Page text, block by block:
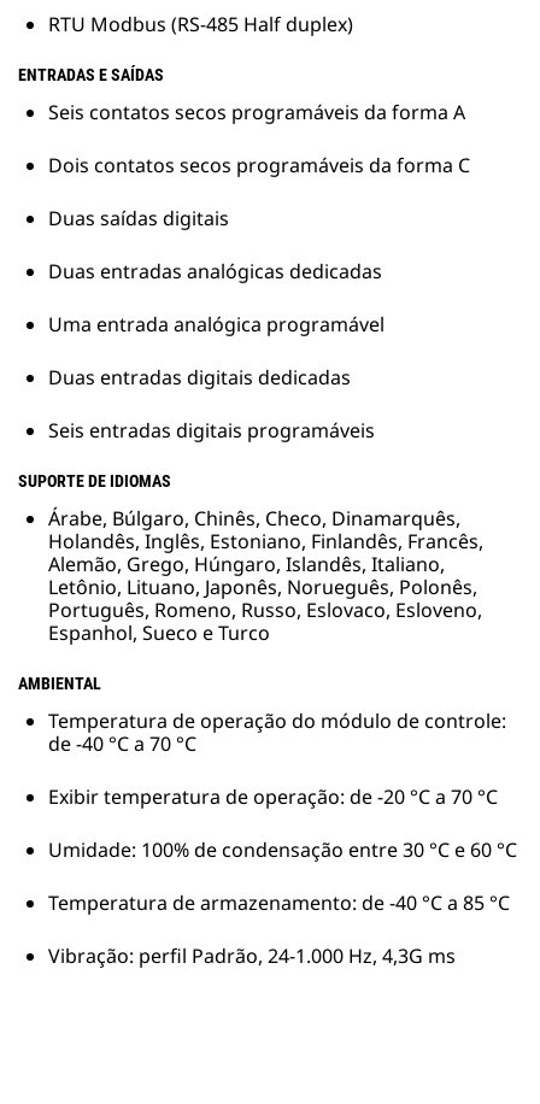
RTU Modbus (RS-485 Half duplex)
ENTRADAS E SAÍDAS
Seis contatos secos programáveis da forma A
Dois contatos secos programáveis da forma C
Duas saídas digitais
Duas entradas analógicas dedicadas
Uma entrada analógica programável
Duas entradas digitais dedicadas
Seis entradas digitais programáveis
SUPORTE DE IDIOMAS
Árabe, Búlgaro, Chinês, Checo, Dinamarquês,
Holandês, Inglês, Estoniano, Finlandês, Francês,
Alemão, Grego, Húngaro, Islandês, Italiano,
Letônio, Lituano, Japonês, Norueguês, Polonês,
Português, Romeno, Russo, Eslovaco, Esloveno,
Espanhol, Sueco e Turco
AMBIENTAL
Temperatura de operação do módulo de controle:
de -40 °C a 70 °C
Exibir temperatura de operação: de -20 °C a 70 °C
Umidade: 100% de condensação entre 30 °C e 60 °C
Temperatura de armazenamento: de -40 °C a 85 °C
Vibração: perfil Padrão, 24-1.000 Hz, 4,3G ms